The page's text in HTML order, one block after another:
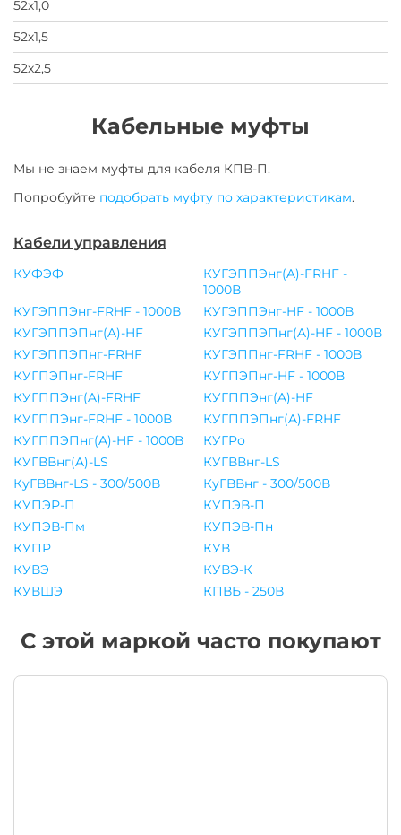
52х1,0
52х1,5
52х2,5
Кабельные муфты
Мы не знаем муфты для кабеля КПВ-П.
Попробуйте подобрать муфту по характеристикам.
Кабели управления
КУФЭФ
КУГЭППЭнг(A)-FRHF -
1000В
КУГЭППЭнг-FRHF - 1000В
КУГЭППЭнг-HF - 1000В
КУГЭППЭПнг(A)-HF
КУГЭППЭПнг(A)-HF - 1000В
КУГЭППЭПнг-FRHF
КУГЭППнг-FRHF - 1000В
КУГПЭПнг-FRHF
КУГПЭПнг-HF - 1000В
КУГППЭнг(A)-FRHF
КУГППЭнг(A)-HF
КУГППЭнг-FRHF - 1000В
КУГППЭПнг(A)-FRHF
КУГППЭПнг(A)-HF - 1000В
КУГРо
КУГВВнг(A)-LS
КУГВВнг-LS
КуГВВнг-LS - 300/500В
КуГВВнг - 300/500В
КУПЭР-П
КУПЭВ-П
КУПЭВ-Пм
КУПЭВ-Пн
КУПР
КУВ
КУВЭ
КУВЭ-К
КУВШЭ
КПВБ - 250В
С этой маркой часто покупают